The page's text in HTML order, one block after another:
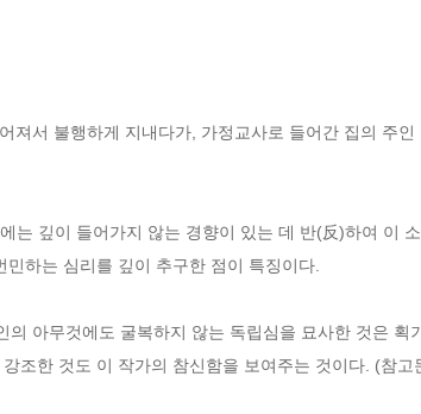
져서 불행하게 지내다가, 가정교사로 들어간 집의 주인
는 깊이 들어가지 않는 경향이 있는 데 반(反)하여 이
하는 심리를 깊이 추구한 점이 특징이다.
아무것에도 굴복하지 않는 독립심을 묘사한 것은 획
조한 것도 이 작가의 참신함을 보여주는 것이다. (참고